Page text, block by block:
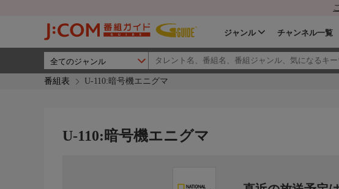
ジャンル チャンネル一覧
番組表 U-110:暗号機エニグマ
U-110:暗号機エニグマ